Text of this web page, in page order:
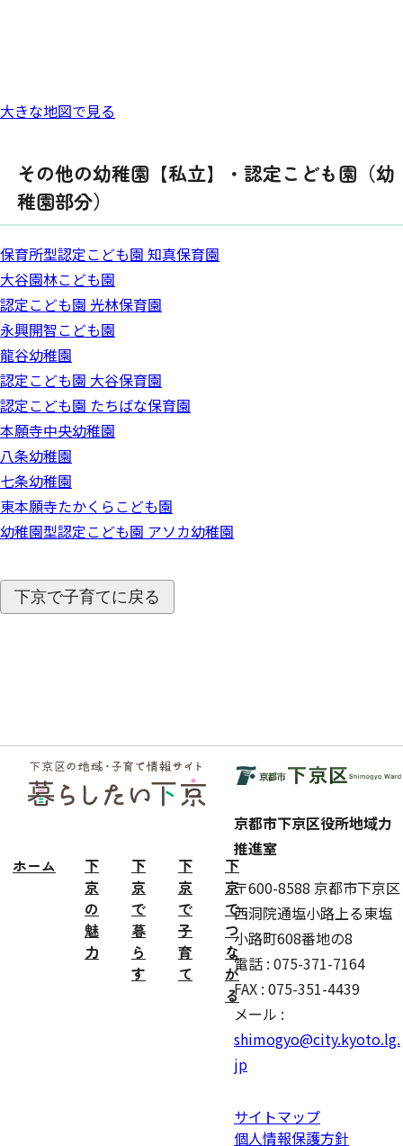
大きな地図で見る
その他の幼稚園【私立】・認定こども園（幼
稚園部分）
保育所型認定こども園 知真保育園
大谷園林こども園
認定こども園 光林保育園
永興開智こども園
龍谷幼稚園
認定こども園 大谷保育園
認定こども園 たちばな保育園
本願寺中央幼稚園
八条幼稚園
七条幼稚園
東本願寺たかくらこども園
幼稚園型認定こども園 アソカ幼稚園
下京で子育てに戻る
フッ
ター
ホーム
下
京
の
魅
力
下
京
で
暮
ら
す
下
京
で
子
育
て
下
京
で
つ
な
が
る
京都市下京区役所地域力
推進室
〒600-8588 京都市下京区
西洞院通塩小路上る東塩
小路町608番地の8
電話 : 075-371-7164
FAX : 075-351-4439
メール :
shimogyo@city.kyoto.lg.
jp
サイトマップ
個人情報保護方針